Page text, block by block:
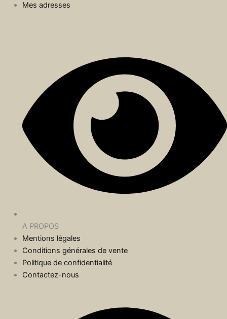
Mes adresses
A PROPOS
Mentions légales
Conditions générales de vente
Politique de confidentialité
Contactez-nous